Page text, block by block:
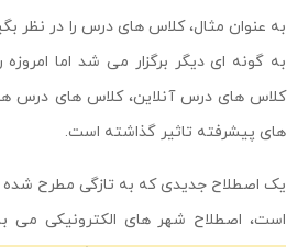
به عنوان مثال، کلاس های درس را در نظر
به گونه ای دیگر برگزار می شد اما
کلاس های درس آنلاین، کلاس های درس
های پیشرفته تاثیر گذاشته است.
یک اصطلاح جدیدی که به تازگی مطرح شده
است، اصطلاح شهر های الکترونیکی می